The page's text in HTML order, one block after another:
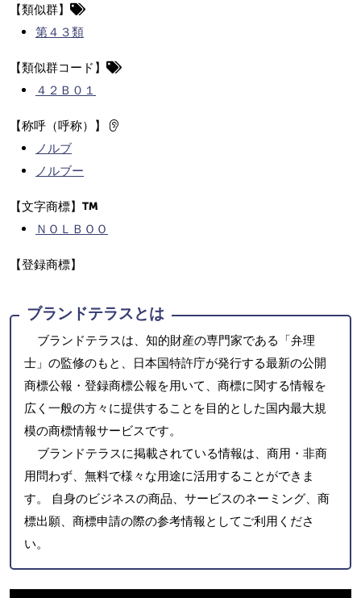
【類似群】
第４３類
【類似群コード】
４２Ｂ０１
【称呼（呼称）】
ノルブ
ノルブー
【文字商標】
ＮＯＬＢＯＯ
【登録商標】
ブランドテラスとは
ブランドテラスは、知的財産の専門家である「弁理
士」の監修のもと、日本国特許庁が発行する最新の公開
商標公報・登録商標公報を用いて、商標に関する情報を
広く一般の方々に提供することを目的とした国内最大規
模の商標情報サービスです。
ブランドテラスに掲載されている情報は、商用・非商
用問わず、無料で様々な用途に活用することができま
す。 自身のビジネスの商品、サービスのネーミング、商
標出願、商標申請の際の参考情報としてご利用くださ
い。